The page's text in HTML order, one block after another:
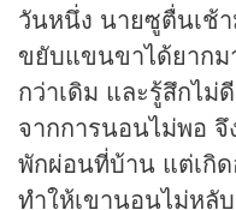
วันหนึ่ง นายซูตื่นเช้า
ขยับแขนขาได้ยากม
กว่าเดิม และรู้สึกไม่
จากการนอนไม่พอ จึ
พักผ่อนที่บ้าน แต่เกิ
ทำให้เขานอนไม่หลั